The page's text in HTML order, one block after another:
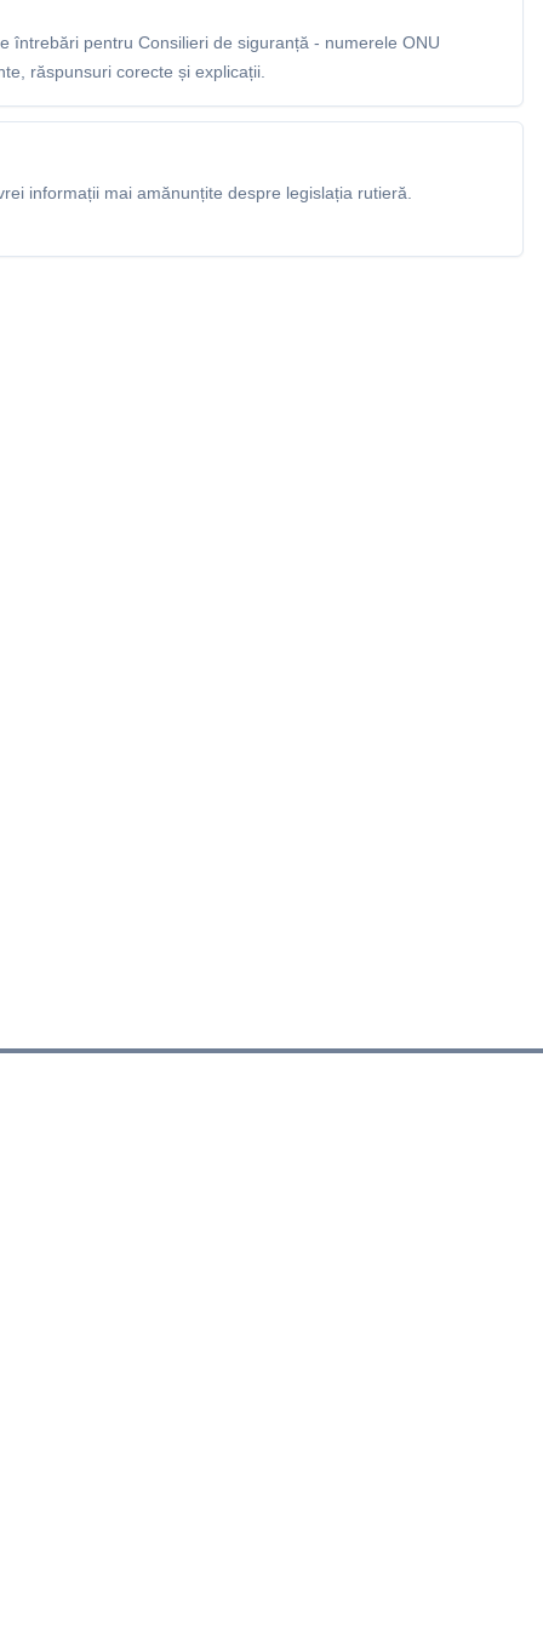
întrebări pentru Consilieri de siguranță - numerele ONU
răspunsuri corecte și explicații.
informații mai amănunțite despre legislația rutieră.